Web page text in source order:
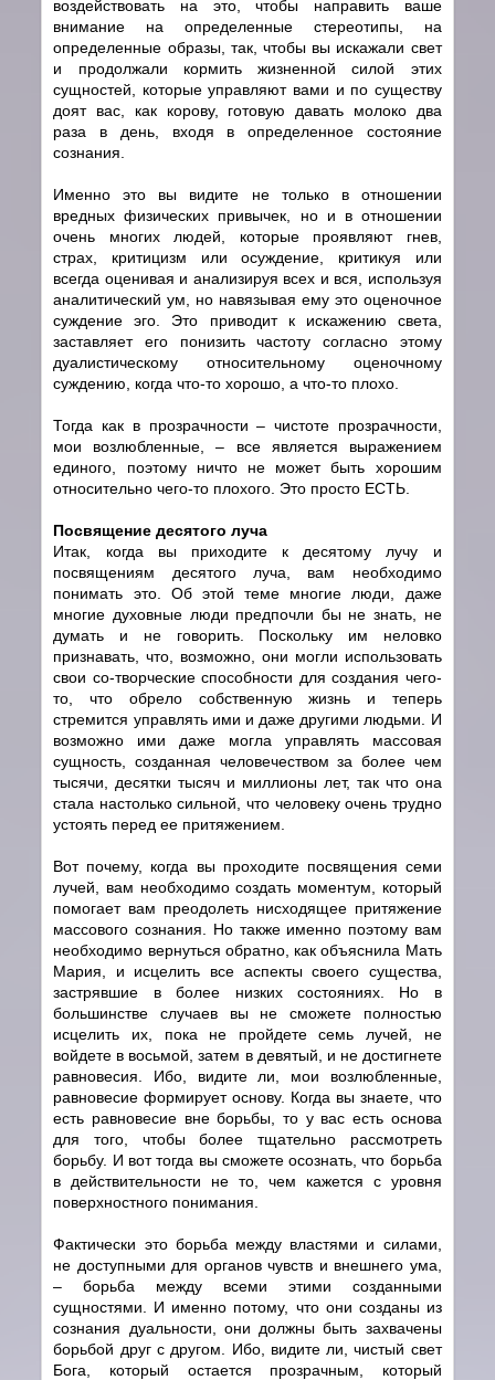
воздействовать на это, чтобы направить ваше
внимание на определенные стереотипы, на
определенные образы, так, чтобы вы искажали свет
и продолжали кормить жизненной силой этих
сущностей, которые управляют вами и по существу
доят вас, как корову, готовую давать молоко два
раза в день, входя в определенное состояние
сознания.
Именно это вы видите не только в отношении
вредных физических привычек, но и в отношении
очень многих людей, которые проявляют гнев,
страх, критицизм или осуждение, критикуя или
всегда оценивая и анализируя всех и вся, используя
аналитический ум, но навязывая ему это оценочное
суждение эго. Это приводит к искажению света,
заставляет его понизить частоту согласно этому
дуалистическому относительному оценочному
суждению, когда что-то хорошо, а что-то плохо.
Тогда как в прозрачности – чистоте прозрачности,
мои возлюбленные, – все является выражением
единого, поэтому ничто не может быть хорошим
относительно чего-то плохого. Это просто ЕСТЬ.
Посвящение десятого луча
Итак, когда вы приходите к десятому лучу и
посвящениям десятого луча, вам необходимо
понимать это. Об этой теме многие люди, даже
многие духовные люди предпочли бы не знать, не
думать и не говорить. Поскольку им неловко
признавать, что, возможно, они могли использовать
свои cо-творческие способности для создания чего-
то, что обрело собственную жизнь и теперь
стремится управлять ими и даже другими людьми. И
возможно ими даже могла управлять массовая
сущность, созданная человечеством за более чем
тысячи, десятки тысяч и миллионы лет, так что она
стала настолько сильной, что человеку очень трудно
устоять перед ее притяжением.
Вот почему, когда вы проходите посвящения семи
лучей, вам необходимо создать моментум, который
помогает вам преодолеть нисходящее притяжение
массового сознания. Но также именно поэтому вам
необходимо вернуться обратно, как объяснила Мать
Мария, и исцелить все аспекты своего существа,
застрявшие в более низких состояниях. Но в
большинстве случаев вы не сможете полностью
исцелить их, пока не пройдете семь лучей, не
войдете в восьмой, затем в девятый, и не достигнете
равновесия. Ибо, видите ли, мои возлюбленные,
равновесие формирует основу. Когда вы знаете, что
есть равновесие вне борьбы, то у вас есть основа
для того, чтобы более тщательно рассмотреть
борьбу. И вот тогда вы сможете осознать, что борьба
в действительности не то, чем кажется с уровня
поверхностного понимания.
Фактически это борьба между властями и силами,
не доступными для органов чувств и внешнего ума,
– борьба между всеми этими созданными
сущностями. И именно потому, что они созданы из
сознания дуальности, они должны быть захвачены
борьбой друг с другом. Ибо, видите ли, чистый свет
Бога, который остается прозрачным, который